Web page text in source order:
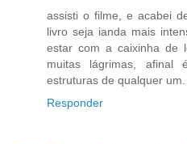
assisti o filme, e acabei
livro seja ianda mais
estar com a caixinha de
muitas lágrimas,
estruturas de qualquer um.
Responder